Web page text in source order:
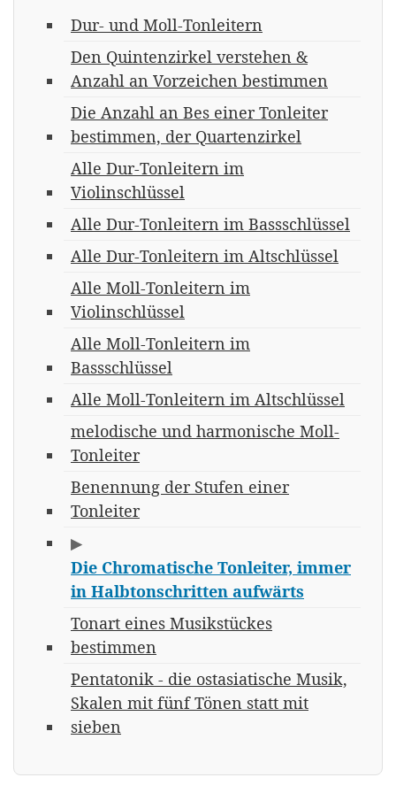
Dur- und Moll-Tonleitern
Den Quintenzirkel verstehen &
Anzahl an Vorzeichen bestimmen
Die Anzahl an Bes einer Tonleiter
bestimmen, der Quartenzirkel
Alle Dur-Tonleitern im
Violinschlüssel
Alle Dur-Tonleitern im Bassschlüssel
Alle Dur-Tonleitern im Altschlüssel
Alle Moll-Tonleitern im
Violinschlüssel
Alle Moll-Tonleitern im
Bassschlüssel
Alle Moll-Tonleitern im Altschlüssel
melodische und harmonische Moll-
Tonleiter
Benennung der Stufen einer
Tonleiter
▶
Die Chromatische Tonleiter, immer
in Halbtonschritten aufwärts
Tonart eines Musikstückes
bestimmen
Pentatonik - die ostasiatische Musik,
Skalen mit fünf Tönen statt mit
sieben